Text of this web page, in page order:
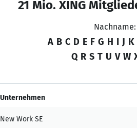
21 Mio. XING
Nachname:
A B C D E F G H I J K
Q R S T U V W
Unternehmen
New Work SE